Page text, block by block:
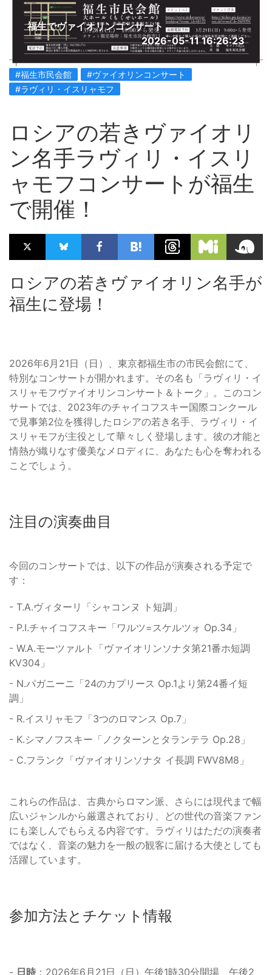
福生でヴァイオリンコンサート
2026-05-11 16:26:23
#福生市民会館
#ヴァイオリンコンサート
#ラヴィリ・イスリャモフ
ロシアの若きヴァイオリ
ン名手ラヴィリ・イスリ
ャモフコンサートが福生
で開催！
ロシアの若きヴァイオリン名手が
福生に登場！
2026年6月21日（日）、東京都福生市の市民会館にて、
特別なコンサートが開かれます。その名も「ラヴィリ・イ
スリャモフヴァイオリンコンサート＆トーク」。このコン
サートでは、2023年のチャイコフスキー国際コンクール
で見事第2位を獲得したロシアの若き名手、ラヴィリ・イ
スリャモフが主役として華々しく登場します。彼の才能と
情熱が織りなす優美なメロディに、あなたも心を奪われる
ことでしょう。
注目の演奏曲目
今回のコンサートでは、以下の作品が演奏される予定で
す：
- T.A.ヴィターリ「シャコンヌ ト短調」
- P.I.チャイコフスキー「ワルツ=スケルツォ Op.34」
- W.A.モーツァルト「ヴァイオリンソナタ第21番ホ短調
KV304」
- N.パガニーニ「24のカプリース Op.1より第24番イ短
調」
- R.イスリャモフ「3つのロマンス Op.7」
- K.シマノフスキー「ノクターンとタランテラ Op.28」
- C.フランク「ヴァイオリンソナタ イ長調 FWV8M8」
これらの作品は、古典からロマン派、さらには現代まで幅
広いジャンルから厳選されており、どの世代の音楽ファン
にも楽しんでもらえる内容です。ラヴィリはただの演奏者
ではなく、音楽の魅力を一般の観客に届ける大使としても
活躍しています。
参加方法とチケット情報
- 日時：2026年6月21日（日）午後1時30分開場、午後2